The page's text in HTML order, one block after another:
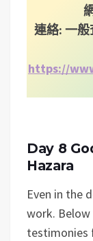
連絡: 一般
https://
Day 8
Hazara
Even in the
work.
testimonies